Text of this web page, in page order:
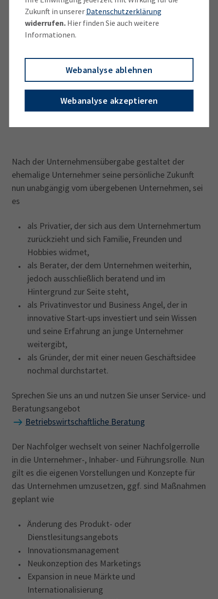
Zukunft in unserer Datenschutzerklärung
widerrufen.Hier finden Sie auch weitere
Informationen.
Webanalyse ablehnen
Webanalyse akzeptieren
Nach der Unternehmensübergabe gestaltet der
ehemalige Unternehmer seine persönliche Zukunft
nun unabgängig vom übergebenen Unternehmen, sei
es
als Privatier, der sich aus dem Unternehmertum
zurückzieht und sich Familie, Freunden und
Hobbies widmet,
als Berater, der dem Unternehmen weiterhin,
jedoch ausschließlich beratend und im
Hintergrund zur Seite steht,
als Privatinvestor und Business Angel, der in
innovative Start-ups investiert und sein Wissen
und seine Erfahrung an junge Unternehmer
weitergibt,
als Gründer, der mit einer neuen Geschäftsidee
nochmal durchstartet.
Sprechen Sie uns an und nutzen Sie unser Service- und
Beratungsangebot
Betriebswirtschaftliche Beratung
Der Nachfolger wechselt von seiner Nachfolgerrolle
in die Unternehmer-, Inhaber- und Führungsrolle. Nun
gilt es die eigenen Vorstellungen und Konzepte für
das Unternehmen umzusetzen, ggf. sind Maßnahmen
geplant wie
Änderung des Produkt- oder
Dienstlesitungsangebots
Innovationsmanagement
Neukonzeption des Marketings
Expansion in neue Märkte und
Internationalisierung